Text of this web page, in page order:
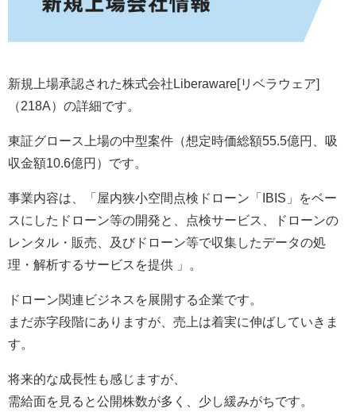
新規上場承認された株式会社Liberaware[リベラウェア]
（218A）の詳細です。
東証グロース上場の中型案件（想定時価総額55.5億円、吸
収金額10.6億円）です。
事業内容は、「屋内狭小空間点検ドローン「IBIS」をベー
スにしたドローン等の開発と、点検サービス、ドローンの
レンタル・販売、及びドローン等で収集したデータの処
理・解析するサービスを提供 」。
ドローン関連ビジネスを展開する企業です。
まだ赤字段階にありますが、売上は着実に伸ばしていきま
す。
将来的な成長性も感じますが、
需給面を見ると公開株数が多く、少し緩みがちです。